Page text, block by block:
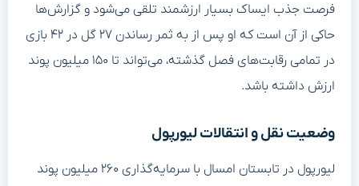
فرصت جذب ایساک بسیار ارزشمند تلقی می‌شود و گزارش‌ها
حاکی از آن است که او پس از به ثمر رساندن ۲۷ گل در ۴۲ بازی
در تمامی رقابت‌های فصل گذشته، می‌تواند تا ۱۵۰ میلیون پوند
ارزش داشته باشد.
وضعیت نقل و انتقالات لیورپول
لیورپول در تابستان امسال با سرمایه‌گذاری ۲۶۰ میلیون پوند